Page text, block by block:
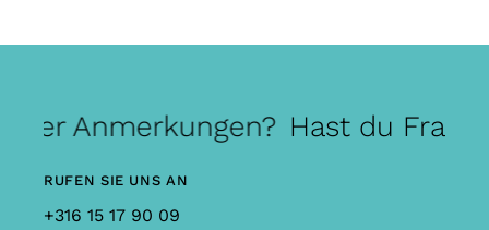
Anmerkungen? Hast du
RUFEN SIE UNS AN
+316 15 17 90 09